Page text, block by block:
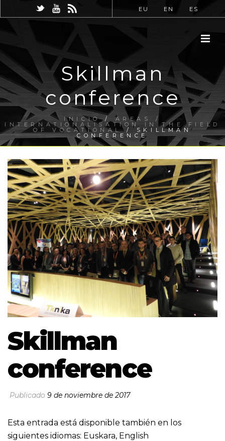
EU EN ES
Skillman
conference
INICIO/AREAS /
INTERNATIONALISATION IN THE FIELD
OF VOCATIONAL/ SKILLMAN
CONFERENCE
Skillman
conference
Publicado 9 de noviembre de 2017
Esta entrada está disponible también en los
siguientes idiomas: Euskara, English